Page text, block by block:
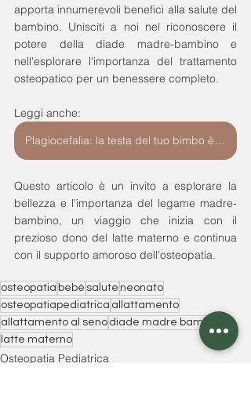
apporta innumerevoli benefici alla salute del
bambino. Unisciti a noi nel riconoscere il
potere della diade madre-bambino e
nell'esplorare l'importanza del trattamento
osteopatico per un benessere completo.
Leggi anche:
Plagiocefalia: la testa del tuo bimbo è "storta"? Agisci con...
Questo articolo è un invito a esplorare la
bellezza e l'importanza del legame madre-
bambino, un viaggio che inizia con il
prezioso dono del latte materno e continua
con il supporto amoroso dell'osteopatia.
osteopatia bebè salute neonato
osteopatiapediatrica allattamento
allattamento al seno diade madre bambino
latte materno
Osteopatia Pediatrica